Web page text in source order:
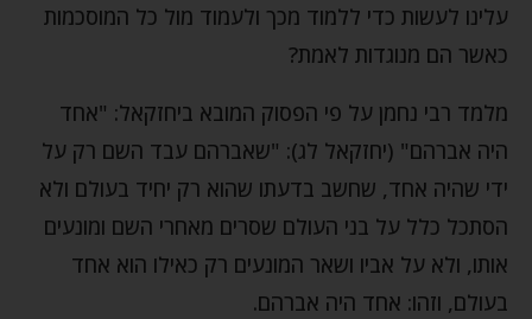
עלינו לעשות כדי ללמוד מכך ולעמוד מול כל המוסכמות
כאשר הם מנוגדות לאמת?
מלמד רבי נחמן על פי הפסוק המובא ביחזקאל: "אחד
היה אברהם" (יחזקאל לג): "שאברהם עבד השם רק על
ידי שהיה אחד, שחשב בדעתו שהוא רק יחיד בעולם ולא
הסתכל כלל על בני העולם שסרים מאחרי השם ומונעים
אותו, ולא על אביו ושאר המונעים רק כאילו הוא אחד
בעולם, וזהו: אחד היה אברהם.